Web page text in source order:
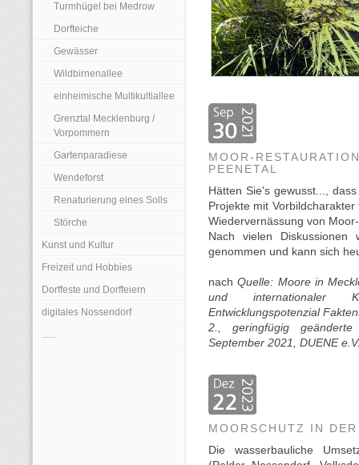
Turmhügel bei Medrow
Dorfteiche
Gewässer
Wildbirnenallee
einheimische Multikultiallee
Grenztal Mecklenburg /
Vorpommern
Gartenparadiese
Wendeforst
Renaturierung eines Solls
Störche
Kunst und Kultur
Freizeit und Hobbies
Dorffeste und Dorffeiern
digitales Nossendorf
......
MOOR-
PEENETAL
Hätten Sie's gewusst...,
Projekte mit
Wiedervernässung von
Nach vielen Diskussionen
genommen und kann sich
nachQuelle: Moore in
und internationaler
Entwicklungspotenzial
2., geringfügig
September 2021, DUENE
MOORSCHUTZ IN
Die wasserbauliche